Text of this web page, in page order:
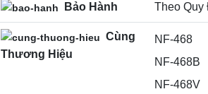
Bảo Hành Theo Quy
Cùng
Thương Hiệu
NF-468
NF-468B
NF-468V